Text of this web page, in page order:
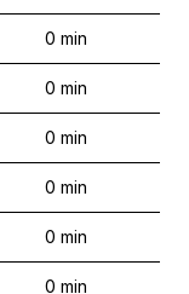
0 min
0 min
0 min
0 min
0 min
0 min